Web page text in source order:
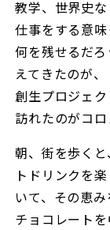
教学、世界史
仕事をする意
何を残せるだ
えてきたのが
創生プロジェ
訪れたのがコロ
朝、街を歩く
トドリンクを
いて、その恵
チョコレート